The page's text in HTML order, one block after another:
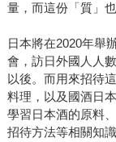
量，而這份「質」
日本將在2020年舉
會，訪日外國人人
以後。而用來招待
料理，以及國酒日
學習日本酒的原料
招待方法等相關知